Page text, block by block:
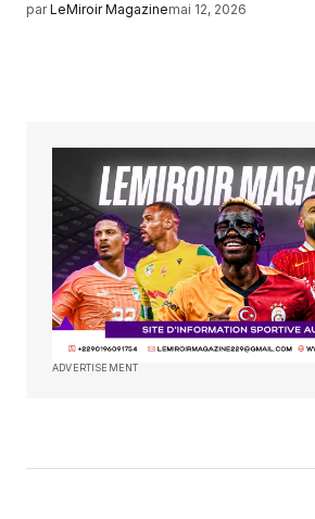
par LeMiroir Magazinemai 12, 2026
ADVERTISEMENT